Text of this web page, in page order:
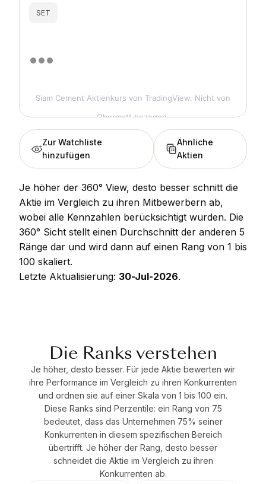
SET
Siam Cement Aktienkurs von TradingView. Nicht von
Obermatt bezogen.
Zur Watchliste
hinzufügen
Ähnliche
Aktien
Je höher der 360° View, desto besser schnitt die
Aktie im Vergleich zu ihren Mitbewerbern ab,
wobei alle Kennzahlen berücksichtigt wurden. Die
360° Sicht stellt einen Durchschnitt der anderen 5
Ränge dar und wird dann auf einen Rang von 1 bis
100 skaliert.
Letzte Aktualisierung: 30-Jul-2026.
Die Ranks verstehen
Je höher, desto besser. Für jede Aktie bewerten wir
ihre Performance im Vergleich zu ihren Konkurrenten
und ordnen sie auf einer Skala von 1 bis 100 ein.
Diese Ranks sind Perzentile: ein Rang von 75
bedeutet, dass das Unternehmen 75% seiner
Konkurrenten in diesem spezifischen Bereich
übertrifft. Je höher der Rang, desto besser
schneidet die Aktie im Vergleich zu ihren
Konkurrenten ab.